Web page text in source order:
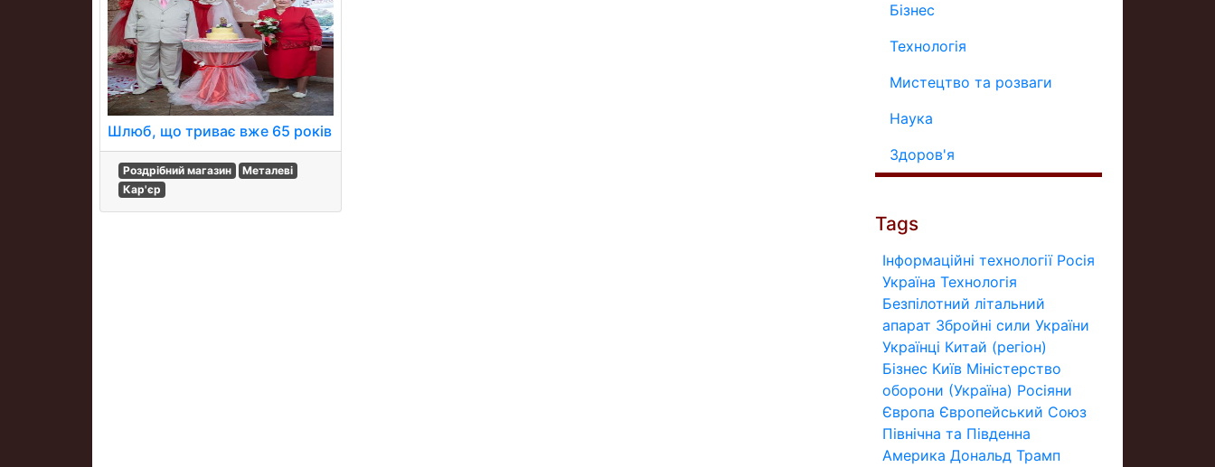
Шлюб, що триває вже 65 років
Роздрібний магазин
Металеві
Кар'єр
Бізнес
Технологія
Мистецтво та розваги
Наука
Здоров'я
Tags
Інформаційні технології Росія
Україна Технологія
Безпілотний літальний
апарат Збройні сили України
Українці Китай (регіон)
Бізнес Київ Міністерство
оборони (Україна) Росіяни
Європа Європейський Союз
Північна та Південна
Америка Дональд Трамп